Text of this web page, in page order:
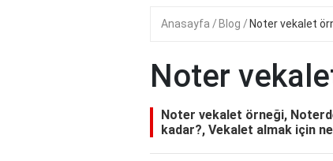
Anasayfa Blog Noter vekalet
Noter
Noter vekalet örneği,
kadar?, Vekalet almak için